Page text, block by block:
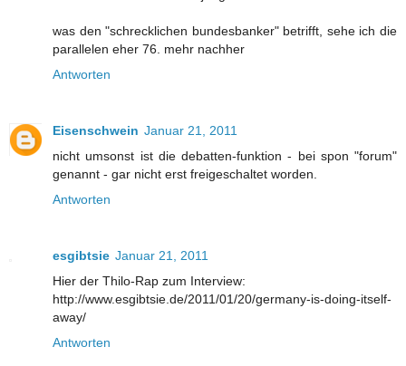
was den "schrecklichen bundesbanker" betrifft, sehe ich die
parallelen eher 76. mehr nachher
Antworten
Eisenschwein Januar 21, 2011
nicht umsonst ist die debatten-funktion - bei spon "forum"
genannt - gar nicht erst freigeschaltet worden.
Antworten
esgibtsie Januar 21, 2011
Hier der Thilo-Rap zum Interview:
http://www.esgibtsie.de/2011/01/20/germany-is-doing-itself-
away/
Antworten